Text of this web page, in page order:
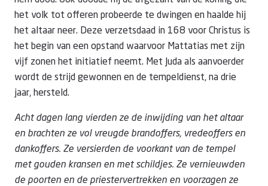
het volk tot offeren probeerde te dwingen en haalde hij
het altaar neer. Deze verzetsdaad in 168 voor Christus is
het begin van een opstand waarvoor Mattatias met zijn
vijf zonen het initiatief neemt. Met Juda als aanvoerder
wordt de strijd gewonnen en de tempeldienst, na drie
jaar, hersteld.
Acht dagen lang vierden ze de inwijding van het altaar
en brachten ze vol vreugde brandoffers, vredeoffers en
dankoffers. Ze versierden de voorkant van de tempel
met gouden kransen en met schildjes. Ze vernieuwden
de poorten en de priestervertrekken en voorzagen ze